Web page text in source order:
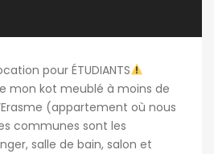
pour ÉTUDIANTS
mon kot meublé à moins de
(appartement où nous
communes sont les
salle de bain, salon et